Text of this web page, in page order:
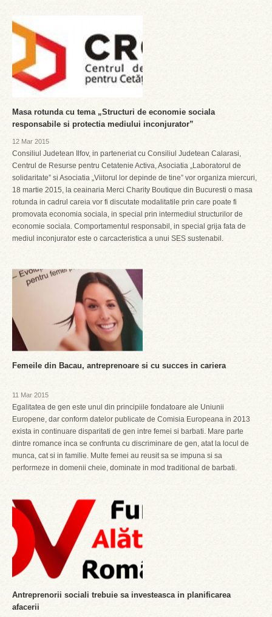
Masa rotunda cu tema „Structuri de economie sociala
responsabile si protectia mediului inconjurator”
12 Mar 2015
Consiliul Judetean Ilfov, in parteneriat cu Consiliul Judetean Calarasi,
Centrul de Resurse pentru Cetatenie Activa, Asociatia „Laboratorul de
solidaritate” si Asociatia „Viitorul lor depinde de tine” vor organiza miercuri,
18 martie 2015, la ceainaria Merci Charity Boutique din Bucuresti o masa
rotunda in cadrul careia vor fi discutate modalitatile prin care poate fi
promovata economia sociala, in special prin intermediul structurilor de
economie sociala. Comportamentul responsabil, in special grija fata de
mediul inconjurator este o carcacteristica a unui SES sustenabil.
Femeile din Bacau, antreprenoare si cu succes in cariera
11 Mar 2015
Egalitatea de gen este unul din principiile fondatoare ale Uniunii
Europene, dar conform datelor publicate de Comisia Europeana in 2013
exista in continuare disparitati de gen intre femei si barbati. Mare parte
dintre romance inca se confrunta cu discriminare de gen, atat la locul de
munca, cat si in familie. Multe femei au reusit sa se impuna si sa
performeze in domenii cheie, dominate in mod traditional de barbati.
Antreprenorii sociali trebuie sa investeasca in planificarea
afacerii